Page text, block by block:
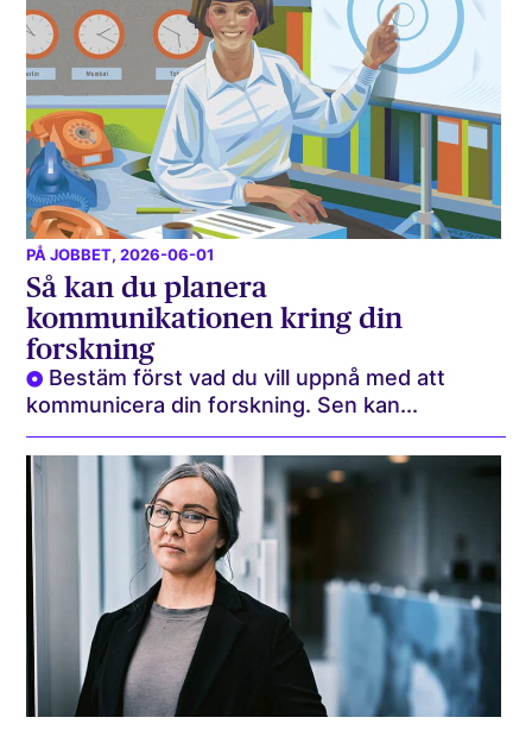
PÅ JOBBET, 2026-06-01
Så kan du planera
kommunikationen kring din
forskning
Bestäm först vad du vill uppnå med att
kommunicera din forskning. Sen kan...